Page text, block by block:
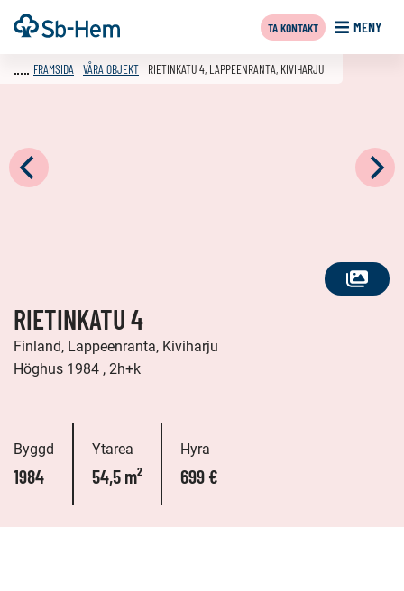
Till
innehållet
Framsida MENY
TA KONTAKT
SE
FRAMSIDA VÅRA OBJEKT RIETINKATU 4, LAPPEENRANTA, KIVIHARJU
RIETINKATU 4
Finland, Lappeenranta, Kiviharju
Höghus 1984 , 2h+k
Byggd
1984
Ytarea
54,5 m²
Hyra
699 €